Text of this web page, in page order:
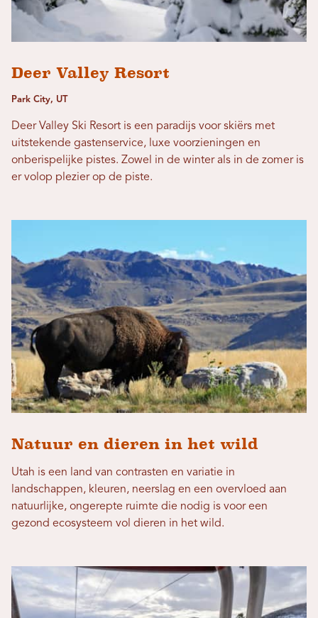
Deer Valley Resort
Park City, UT
Deer Valley Ski Resort is een paradijs voor skiërs met
uitstekende gastenservice, luxe voorzieningen en
onberispelijke pistes. Zowel in de winter als in de zomer is
er volop plezier op de piste.
Natuur en dieren in het wild
Utah is een land van contrasten en variatie in
landschappen, kleuren, neerslag en een overvloed aan
natuurlijke, ongerepte ruimte die nodig is voor een
gezond ecosysteem vol dieren in het wild.